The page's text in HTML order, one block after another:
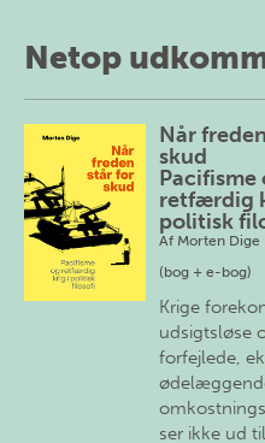
Netop
Når
skud
Pacifisme
retfærdig
politisk
Af Morten Dige
(bog + e-bog)
Krige
udsigtsløse
forfejlede,
ser ikke ud